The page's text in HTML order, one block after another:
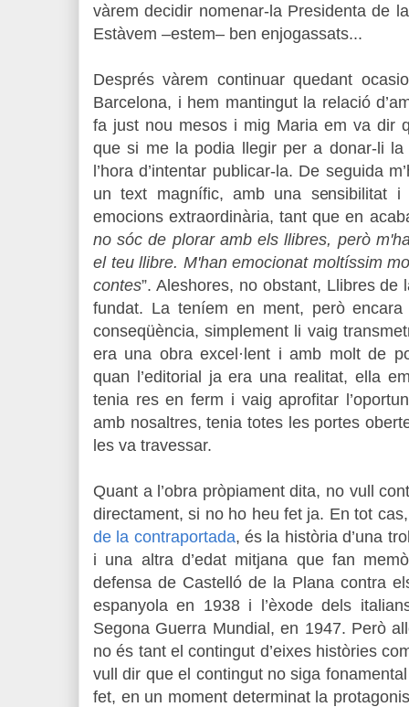
vàrem decidir nomenar-la Presidenta de
Estàvem –estem– ben enjogassats...
Després vàrem continuar quedant
Barcelona, i hem mantingut la relació
fa just nou mesos i mig Maria em va dir
que si me la podia llegir per a donar-li
l’hora d’intentar publicar-la. De seguida
un text magnífic, amb una sensibilitat i
emocions extraordinària, tant que en
no sóc de plorar amb els llibres, però
el teu llibre. M'han emocionat moltíssim
contes”. Aleshores, no obstant, Llibres de
fundat. La teníem en ment, però
conseqüència, simplement li vaig
era una obra excel·lent i amb molt de
quan l’editorial ja era una realitat, ella
tenia res en ferm i vaig aprofitar
amb nosaltres, tenia totes les portes
les va travessar.
Quant a l’obra pròpiament dita, no vull
directament, si no ho heu fet ja. En tot
de la contraportada, és la història d’una
i una altra d’edat mitjana que fan
defensa de Castelló de la Plana contra
espanyola en 1938 i l’èxode dels
Segona Guerra Mundial, en 1947. Però
no és tant el contingut d’eixes històries
vull dir que el contingut no siga fonamental
fet, en un moment determinat la